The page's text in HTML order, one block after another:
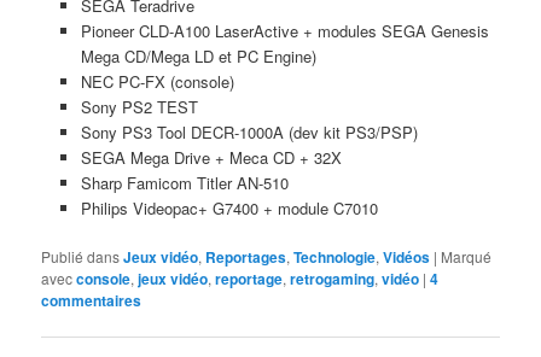
SEGA Teradrive
Pioneer CLD-A100 LaserActive + modules SEGA Genesis
Mega CD/Mega LD et PC Engine)
NEC PC-FX (console)
Sony PS2 TEST
Sony PS3 Tool DECR-1000A (dev kit PS3/PSP)
SEGA Mega Drive + Meca CD + 32X
Sharp Famicom Titler AN-510
Philips Videopac+ G7400 + module C7010
Publié dansJeux vidéo, Reportages,Technologie,Vidéos | Marqué
avecconsole,jeux vidéo,reportage,retrogaming,vidéo |4
commentaires